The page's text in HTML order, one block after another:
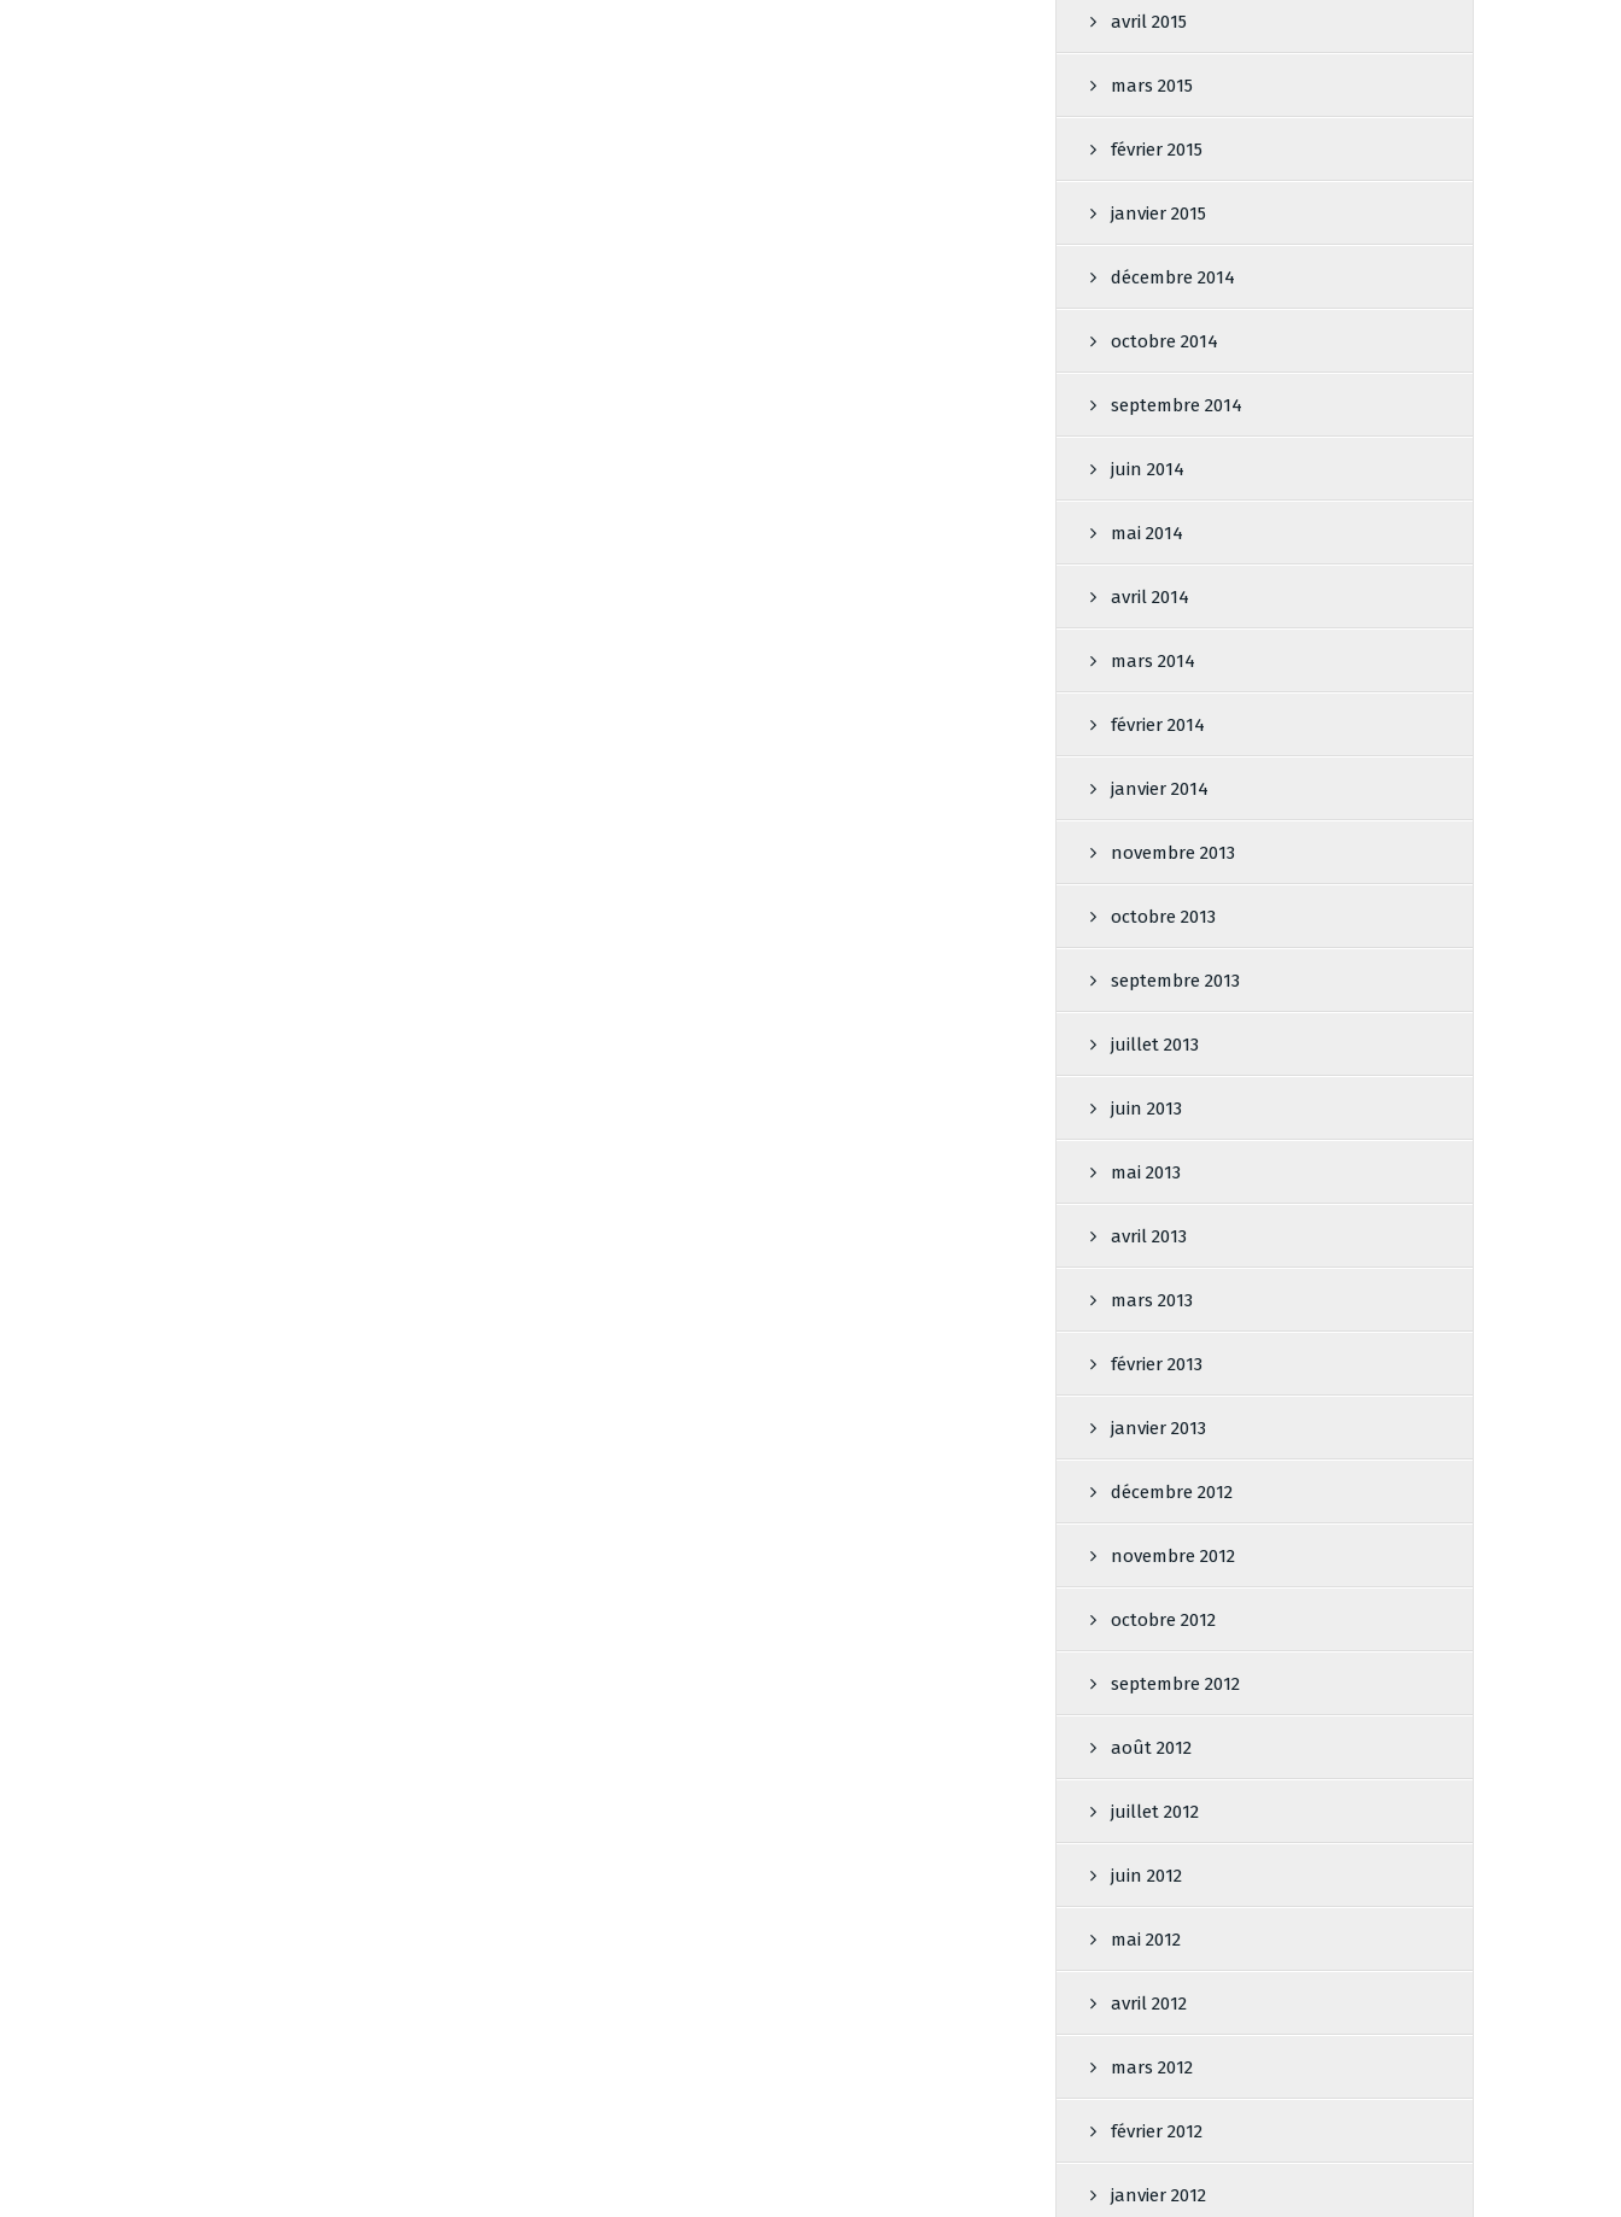
avril 2015
mars 2015
février 2015
janvier 2015
décembre 2014
octobre 2014
septembre 2014
juin 2014
mai 2014
avril 2014
mars 2014
février 2014
janvier 2014
novembre 2013
octobre 2013
septembre 2013
juillet 2013
juin 2013
mai 2013
avril 2013
mars 2013
février 2013
janvier 2013
décembre 2012
novembre 2012
octobre 2012
septembre 2012
août 2012
juillet 2012
juin 2012
mai 2012
avril 2012
mars 2012
février 2012
janvier 2012